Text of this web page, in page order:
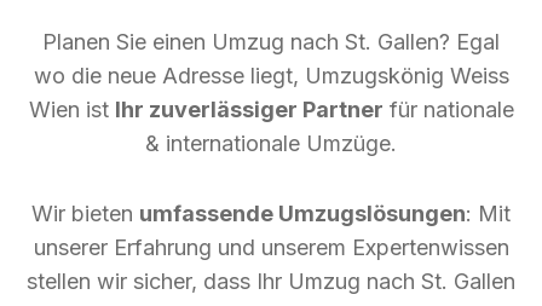
Planen Sie einen Umzug nach St. Gallen? Egal
wo die neue Adresse liegt, Umzugskönig Weiss
Wien ist Ihr zuverlässiger Partner für nationale
& internationale Umzüge.
Wir bieten umfassende Umzugslösungen: Mit
unserer Erfahrung und unserem Expertenwissen
stellen wir sicher, dass Ihr Umzug nach St. Gallen